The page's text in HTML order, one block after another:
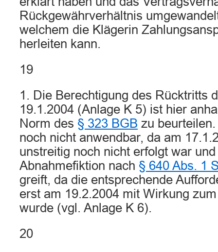
Rückgewährverhältnis
welchem die Klägerin
herleiten kann.
19
1. Die Berechtigung des Rücktritts
19.1.2004 (Anlage K 5) ist hier
Norm des § 323 BGB zu
noch nicht anwendbar, da am
unstreitig noch nicht erfolgt war
Abnahmefiktion nach § 640 Abs. 1
greift, da die entsprechende
erst am 19.2.2004 mit Wirkung
wurde (vgl. Anlage K 6).
20